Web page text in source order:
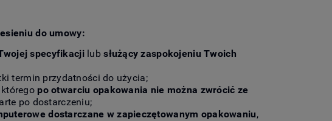
do umowy:
specyfikacjilubsłużący zaspokojeniu Twoich
termin przydatności do użycia;
po otwarciu opakowania nie można zwrócić ze
po dostarczeniu;
dostarczane w zapieczętowanym opakowaniu,